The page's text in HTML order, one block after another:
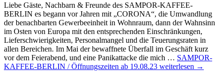
Liebe Gäste, Nachbarn & Freunde des SAMPOR-KAFFEE-
BERLIN es begann vor Jahren mit „CORONA“, die Umwandlung
der benachbarten Gewerbeeinheit in Wohnraum, dann der Wahnsinn
im Osten von Europa mit den entsprechenden Einschränkungen,
Lieferschwierigkeiten, Personalmangel und die Teuerungsraten in
allen Bereichen. Im Mai der bewaffnete Überfall im Geschäft kurz
vor dem Feierabend, und eine Panikattacke die mich … SAMPOR-
KAFFEE-BERLIN / Öffnungszeiten ab 19.08.23 weiterlesen →